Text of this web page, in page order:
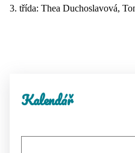
3. třída: Thea Duchoslavová,
Kalendář